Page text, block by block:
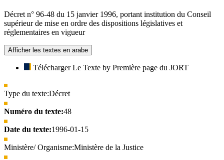
Décret n° 96-48 du 15 janvier 1996, portant institution du Conseil
supérieur de mise en ordre des dispositions législatives et
réglementaires en vigueur
Afficher les textes en arabe
Télécharger Le Texte by Première page du JORT
Type du texte:Décret
Numéro du texte:48
Date du texte:1996-01-15
Ministère/ Organisme:Ministère de la Justice